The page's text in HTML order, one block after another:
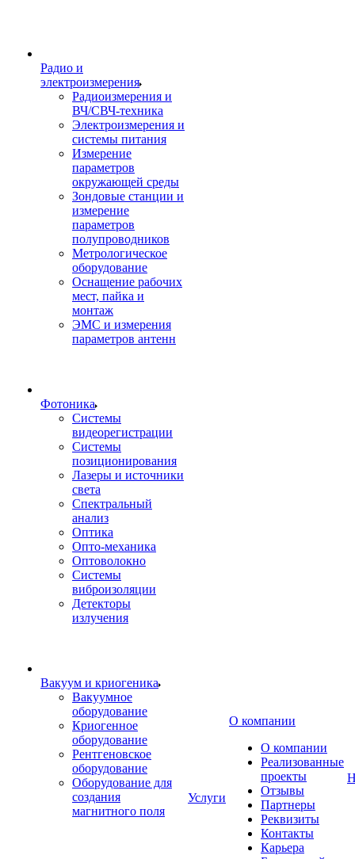
Радио и
электроизмерения
Радиоизмерения и
ВЧ/СВЧ-техника
Электроизмерения и
системы питания
Измерение
параметров
окружающей среды
Зондовые станции и
измерение
параметров
полупроводников
Метрологическое
оборудование
Оснащение рабочих
мест, пайка и
монтаж
ЭМС и измерения
параметров антенн
Фотоника
Cистемы
видеорегистрации
Системы
позиционирования
Лазеры и источники
света
Спектральный
анализ
Оптика
Опто-механика
Оптоволокно
Системы
виброизоляции
Детекторы
излучения
Вакуум и криогеника
Вакуумное
оборудование
Криогенное
оборудование
Рентгеновское
оборудование
Оборудование для
создания
магнитного поля
Услуги
О компании
О компании
Реализованные
проекты
Отзывы
Партнеры
Реквизиты
Контакты
Карьера